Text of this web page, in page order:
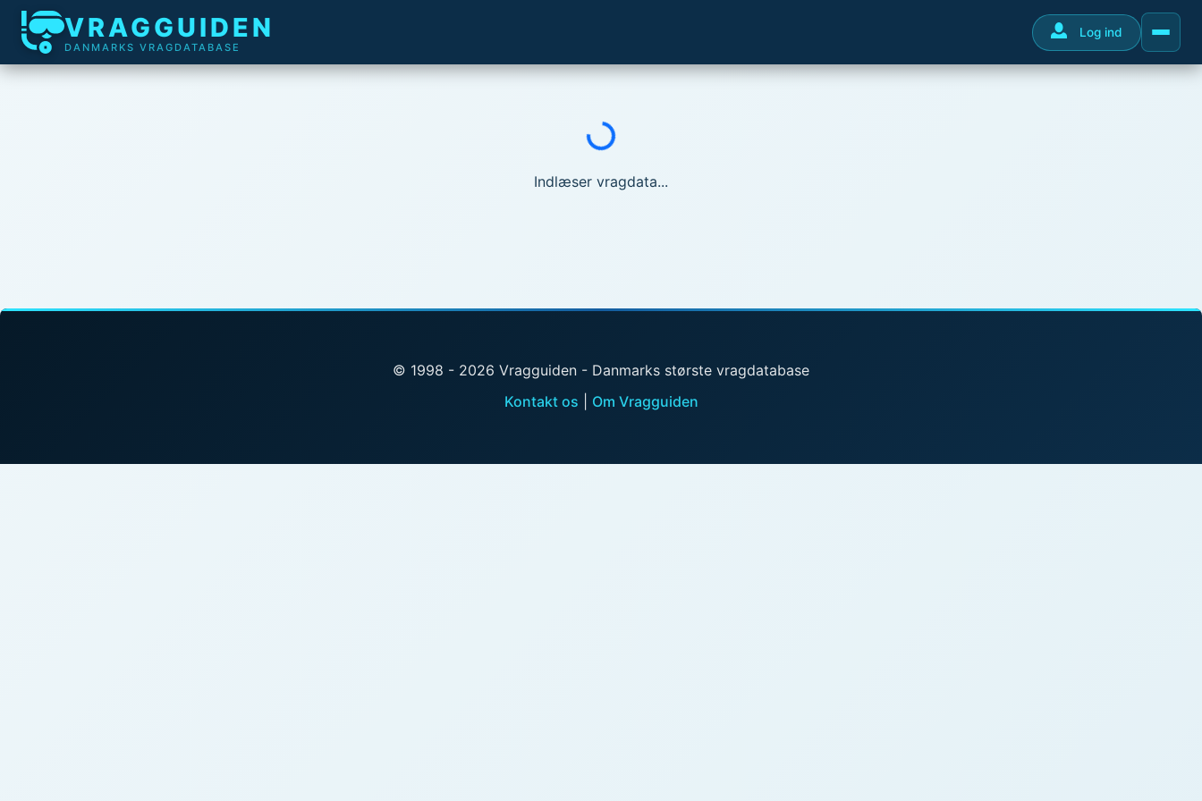
VRAGGUIDEN
DANMARKS VRAGDATABASE
Log ind
Indlæser...
Indlæser vragdata...
© 1998 - 2026 Vragguiden - Danmarks største vragdatabase
Kontakt os
Om Vragguiden